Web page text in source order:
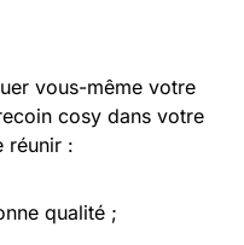
vous-même votre
cosy dans votre
réunir :
qualité ;